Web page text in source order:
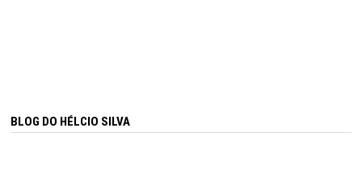
BLOG DO HÉLCIO SILVA